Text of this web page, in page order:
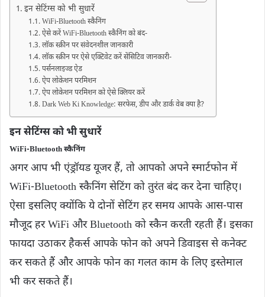
इन सेटिंग्स को भी सुधारें
WiFi-Bluetooth स्कैनिंग
ऐसे करें WiFi-Bluetooth स्कैनिंग को बंद-
लॉक स्क्रीन पर संवेदनशील जानकारी
लॉक स्क्रीन पर ऐसे एक्टिवेट करें सेंसिटिव जानकारी-
पर्सनलाइज्ड ऐड
ऐप लोकेशन परमिशन
ऐप लोकेशन परमिशन को ऐसे क्ल‍ियर करें
Dark Web Ki Knowledge: सरफेस, डीप और डार्क वेब क्या है?
इन सेटिंग्स को भी सुधारें
WiFi-Bluetooth स्कैनिंग
अगर आप भी एंड्रॉयड यूजर हैं, तो आपको अपने स्मार्टफोन में
WiFi-Bluetooth स्कैनिंग सेटिंग को तुरंत बंद कर देना चाहिए।
ऐसा इसलिए क्योंकि ये दोनों सेटिंग हर समय आपके आस-पास
मौजूद हर WiFi और Bluetooth को स्कैन करती रहती हैं। इसका
फायदा उठाकर हैकर्स आपके फोन को अपने डिवाइस से कनेक्ट
कर सकते हैं और आपके फोन का गलत काम के लिए इस्तेमाल
भी कर सकते हैं।